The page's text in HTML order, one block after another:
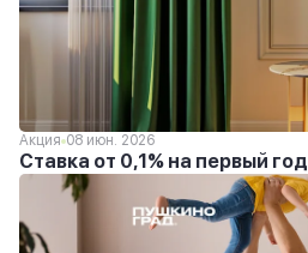
Акция 08 июн. 2026
Ставка от 0,1% на первый год